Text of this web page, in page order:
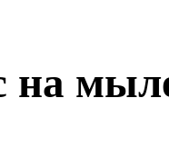
на